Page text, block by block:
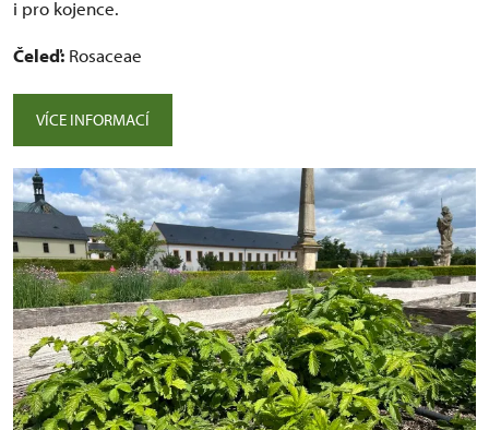
i pro kojence.
Čeleď: Rosaceae
VÍCE INFORMACÍ